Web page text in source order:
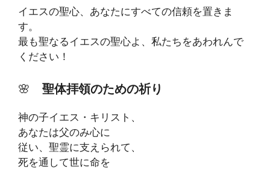
イエスの聖心、あなたにすべての信頼を置きま
す。
最も聖なるイエスの聖心よ、私たちをあわれんで
ください！
🌸 聖体拝領のための祈り
神の子イエス・キリスト、
あなたは父のみ心に
従い、聖霊に支えられて、
死を通して世に命を